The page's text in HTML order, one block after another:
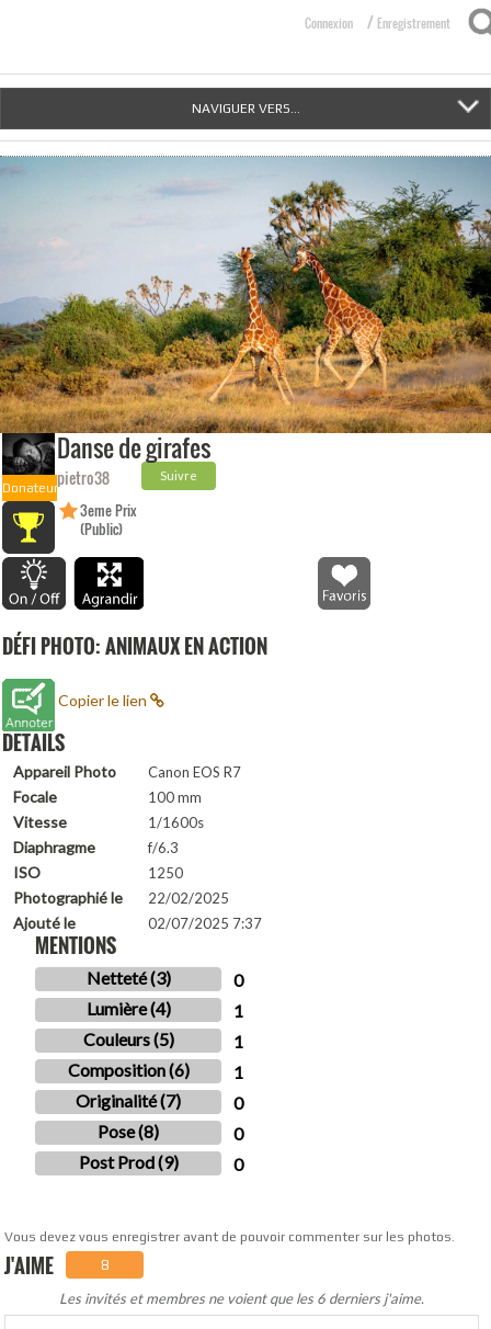
Connexion / Enregistrement
NAVIGUER VERS...
Donateur
Danse de girafes
pietro38 Suivre
3eme Prix
(Public)
DÉFI PHOTO: ANIMAUX EN ACTION
Copier le lien
DETAILS
Appareil Photo Canon EOS R7
Focale 100 mm
Vitesse 1/1600s
Diaphragme f/6.3
ISO 1250
Photographié le 22/02/2025
Ajouté le 02/07/2025 7:37
MENTIONS
Netteté (3)
0
Lumière (4)
1
Couleurs (5)
1
Composition (6)
1
Originalité (7)
0
Pose (8)
0
Post Prod (9)
0
Vous devez vous enregistrer avant de pouvoir commenter sur les photos.
J'AIME 8
Les invités et membres ne voient que les 6 derniers j'aime.